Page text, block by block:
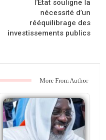
l’Etat souligne la
nécessité d’un
rééquilibrage des
investissements publics
More From Author